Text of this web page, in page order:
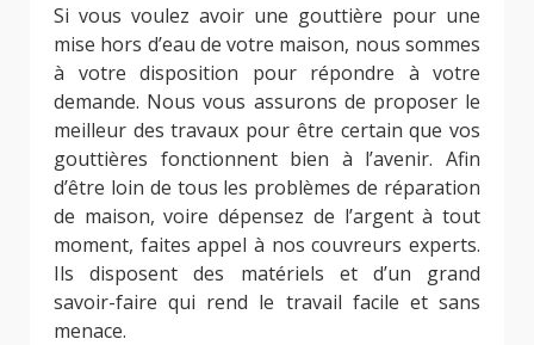
Si vous voulez avoir une gouttière pour une
mise hors d’eau de votre maison, nous sommes
à votre disposition pour répondre à votre
demande. Nous vous assurons de proposer le
meilleur des travaux pour être certain que vos
gouttières fonctionnent bien à l’avenir. Afin
d’être loin de tous les problèmes de réparation
de maison, voire dépensez de l’argent à tout
moment, faites appel à nos couvreurs experts.
Ils disposent des matériels et d’un grand
savoir-faire qui rend le travail facile et sans
menace.